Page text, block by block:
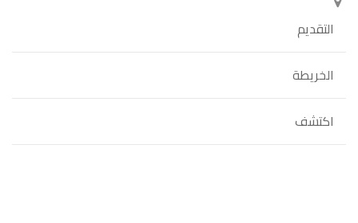
التقديم
الخريطة
اكتشف